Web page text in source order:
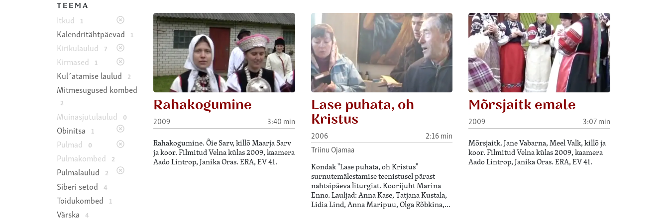
TEEMA
Itkud 1
Kalendritähtpäevad 1
Kirikulaulud 7
Kirmased 1
Kul´atamise laulud 2
Mitmesugused kombed
2
Muinasjutulaulud 0
Obinitsa 1
Pulmad 0
Pulmakombed 2
Pulmalaulud 2
Siberi setod 4
Toidukombed 1
Värska 4
Rahakogumine
2009 3:40 min
Rahakogumine. Õie Sarv, killõ Maarja Sarv
ja koor. Filmitud Velna külas 2009, kaamera
Aado Lintrop, Janika Oras. ERA, EV 41.
Lase puhata, oh
Kristus
2006
2:16 min
Triinu Ojamaa
Kondak "Lase puhata, oh Kristus"
surnutemälestamise teenistusel pärast
nahtsipäeva liturgiat. Koorijuht Marina
Enno. Lauljad: Anna Kase, Tatjana Kustala,
Lidia Lind, Anna Maripuu, Olga Rõbkina,…
Mõrsjaitk emale
2009 3:07 min
Mõrsjaitk. Jane Vabarna, Meel Valk, killõ ja
koor. Filmitud Velna külas 2009, kaamera
Aado Lintrop, Janika Oras. ERA, EV 41.